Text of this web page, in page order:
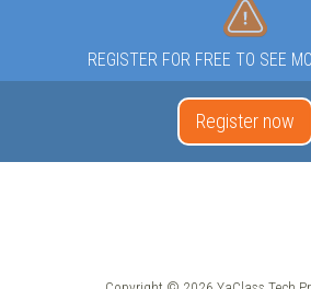
REGISTER FOR FREE TO SEE
Register now